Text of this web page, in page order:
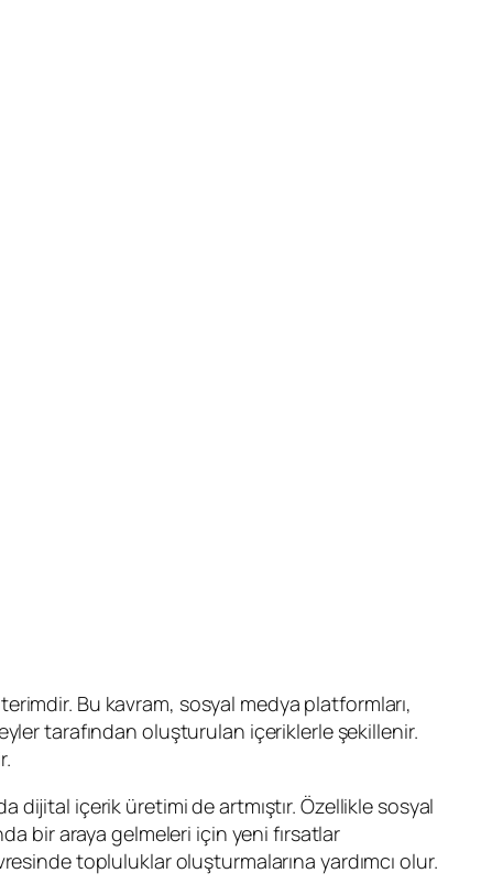
Bu kavram, sosyal medya platformları,
tarafından oluşturulan içeriklerle şekillenir.
dijital içerik üretimi de artmıştır. Özellikle sosyal
bir araya gelmeleri için yeni fırsatlar
topluluklar oluşturmalarına yardımcı olur.